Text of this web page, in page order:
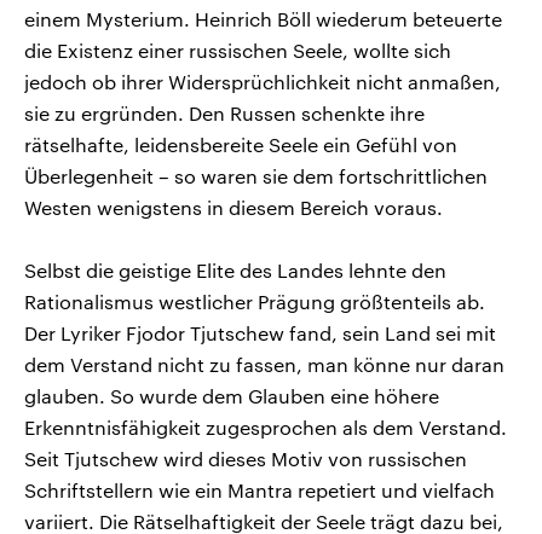
einem Mysterium. Heinrich Böll wiederum beteuerte
die Existenz einer russischen Seele, wollte sich
jedoch ob ihrer Widersprüchlichkeit nicht anmaßen,
sie zu ergründen. Den Russen schenkte ihre
rätselhafte, leidensbereite Seele ein Gefühl von
Überlegenheit – so waren sie dem fortschrittlichen
Westen wenigstens in diesem Bereich voraus.
Selbst die geistige Elite des Landes lehnte den
Rationalismus westlicher Prägung größtenteils ab.
Der Lyriker Fjodor Tjutschew fand, sein Land sei mit
dem Verstand nicht zu fassen, man könne nur daran
glauben. So wurde dem Glauben eine höhere
Erkenntnisfähigkeit zugesprochen als dem Verstand.
Seit Tjutschew wird dieses Motiv von russischen
Schriftstellern wie ein Mantra repetiert und vielfach
variiert. Die Rätselhaftigkeit der Seele trägt dazu bei,